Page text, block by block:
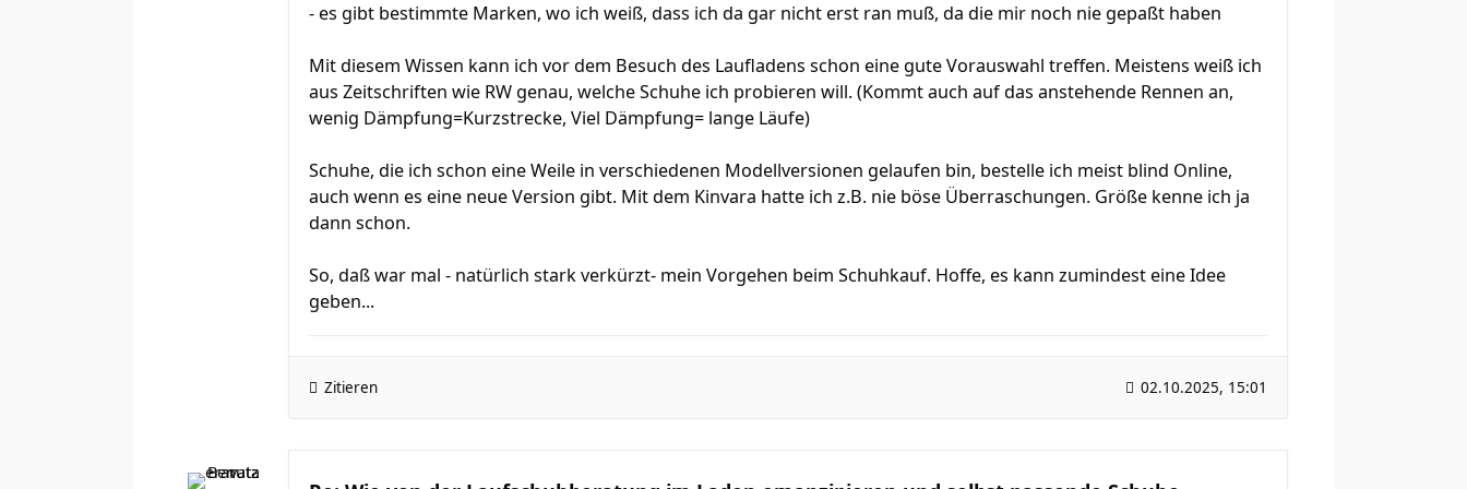
- es gibt bestimmte Marken, wo ich weiß, dass ich da gar nicht erst ran muß, da die mir noch nie gepaßt haben
Mit diesem Wissen kann ich vor dem Besuch des Laufladens schon eine gute Vorauswahl treffen. Meistens weiß ich
aus Zeitschriften wie RW genau, welche Schuhe ich probieren will. (Kommt auch auf das anstehende Rennen an,
wenig Dämpfung=Kurzstrecke, Viel Dämpfung= lange Läufe)
Schuhe, die ich schon eine Weile in verschiedenen Modellversionen gelaufen bin, bestelle ich meist blind Online,
auch wenn es eine neue Version gibt. Mit dem Kinvara hatte ich z.B. nie böse Überraschungen. Größe kenne ich ja
dann schon.
So, daß war mal - natürlich stark verkürzt- mein Vorgehen beim Schuhkauf. Hoffe, es kann zumindest eine Idee
geben...
Zitieren 02.10.2025, 15:01